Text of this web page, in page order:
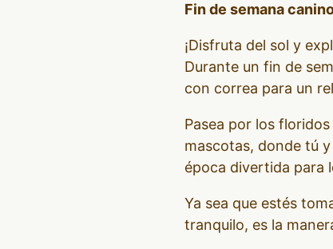
Fin de semana
¡Disfruta del sol y
Durante un fin de
con correa para un
Pasea por los
mascotas, donde tú
época divertida para
Ya sea que estés
tranquilo, es la